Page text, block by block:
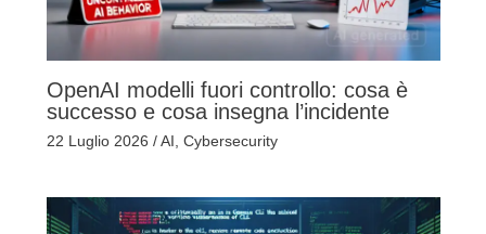
OpenAI modelli fuori controllo: cosa è
successo e cosa insegna l’incidente
22 Luglio 2026 /AI Cybersecurity